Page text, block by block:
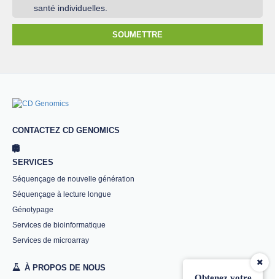
santé individuelles.
SOUMETTRE
CONTACTEZ CD GENOMICS
SERVICES
Séquençage de nouvelle génération
Séquençage à lecture longue
Génotypage
Services de bioinformatique
Services de microarray
À PROPOS DE NOUS